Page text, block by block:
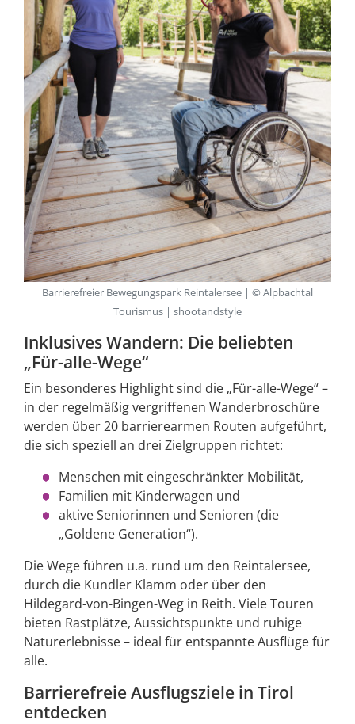
Inklusives Wandern: Die beliebten
„Für-alle-Wege“
Ein besonderes Highlight sind die „Für-alle-Wege“ –
in der regelmäßig vergriffenen Wanderbroschüre
werden über 20 barrierearmen Routen aufgeführt,
die sich speziell an drei Zielgruppen richtet:
Menschen mit eingeschränkter Mobilität,
Familien mit Kinderwagen und
aktive Seniorinnen und Senioren (die
„Goldene Generation“).
Die Wege führen u.a. rund um den Reintalersee,
durch die Kundler Klamm oder über den
Hildegard-von-Bingen-Weg in Reith. Viele Touren
bieten Rastplätze, Aussichtspunkte und ruhige
Naturerlebnisse – ideal für entspannte Ausflüge für
alle.
Barrierefreie Ausflugsziele in Tirol
entdecken
Barrierefreier Bewegungspark Reintalersee | © Alpbachtal
Tourismus | shootandstyle